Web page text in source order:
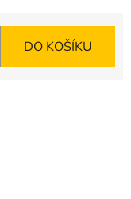
DO KOŠÍKU